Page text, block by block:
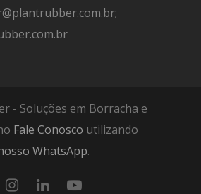
- Soluções em Borracha e
Fale Conosco utilizando
WhatsApp.